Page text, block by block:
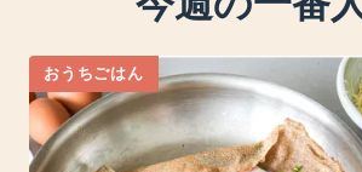
おうちごはん